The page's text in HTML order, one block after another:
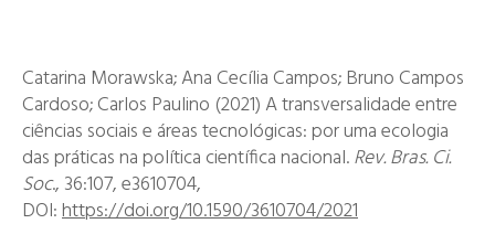
Catarina Morawska; Ana Cecília Campos; Bruno Campos
Cardoso; Carlos Paulino (2021) A transversalidade entre
ciências sociais e áreas tecnológicas: por uma ecologia
das práticas na política científica nacional.Rev. Bras. Ci.
Soc., 36:107, e3610704,
DOI:https://doi.org/10.1590/3610704/2021